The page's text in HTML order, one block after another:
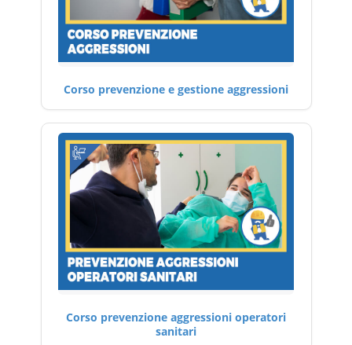
Corso prevenzione e gestione aggressioni
Corso prevenzione aggressioni operatori
sanitari